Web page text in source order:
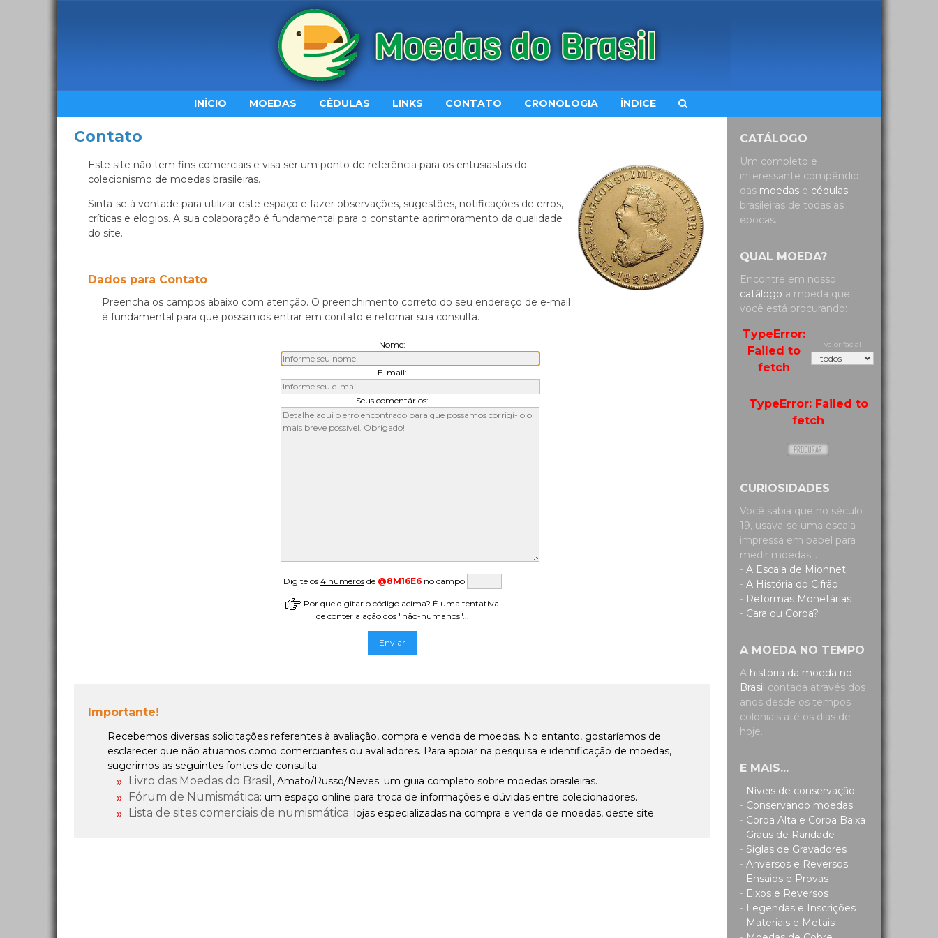
INÍCIO MOEDAS CÉDULAS LINKS CONTATO CRONOLOGIA ÍNDICE
CATÁLOGO
Um completo e
interessante compêndio
das moedas e cédulas
brasileiras de todas as
épocas.
QUAL MOEDA?
Encontre em nosso
catálogo a moeda que
você está procurando:
TypeError:
Failed to
fetch
valor facial
TypeError: Failed to
fetch
CURIOSIDADES
Você sabia que no século
19, usava-se uma escala
impressa em papel para
medir moedas...
- A Escala de Mionnet
- A História do Cifrão
- Reformas Monetárias
- Cara ou Coroa?
A MOEDA NO TEMPO
A história da moeda no
Brasil contada através dos
anos desde os tempos
coloniais até os dias de
hoje.
E MAIS...
- Níveis de conservação
- Conservando moedas
- Coroa Alta e Coroa Baixa
- Graus de Raridade
- Siglas de Gravadores
- Anversos e Reversos
- Ensaios e Provas
- Eixos e Reversos
- Legendas e Inscrições
- Materiais e Metais
Contato
Este site não tem fins comerciais e visa ser um ponto de referência para os entusiastas do
colecionismo de moedas brasileiras.
Sinta-se à vontade para utilizar este espaço e fazer observações, sugestões, notificações de erros,
críticas e elogios. A sua colaboração é fundamental para o constante aprimoramento da qualidade
do site.
Dados para Contato
Preencha os campos abaixo com atenção. O preenchimento correto do seu endereço de e-mail
é fundamental para que possamos entrar em contato e retornar sua consulta.
Nome:
E-mail:
Seus comentários:
Digite os 4 númerosde @8M16E6no campo
Por que digitar o código acima? É uma tentativa
de conter a ação dos "não-humanos"...
Importante!
Recebemos diversas solicitações referentes à avaliação, compra e venda de moedas. No entanto, gostaríamos de
esclarecer que não atuamos como comerciantes ou avaliadores. Para apoiar na pesquisa e identificação de moedas,
sugerimos as seguintes fontes de consulta:
Livro das Moedas do Brasil , Amato/Russo/Neves: um guia completo sobre moedas brasileiras.
Fórum de Numismática: um espaço online para troca de informações e dúvidas entre colecionadores.
Lista de sites comerciais de numismática: lojas especializadas na compra e venda de moedas, deste site.